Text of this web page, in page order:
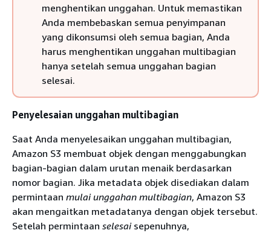
menghentikan unggahan. Untuk memastikan
Anda membebaskan semua penyimpanan
yang dikonsumsi oleh semua bagian, Anda
harus menghentikan unggahan multibagian
hanya setelah semua unggahan bagian
selesai.
Penyelesaian unggahan multibagian
Saat Anda menyelesaikan unggahan multibagian,
Amazon S3 membuat objek dengan menggabungkan
bagian-bagian dalam urutan menaik berdasarkan
nomor bagian. Jika metadata objek disediakan dalam
permintaan mulai unggahan multibagian, Amazon S3
akan mengaitkan metadatanya dengan objek tersebut.
Setelah permintaan selesaisepenuhnya,